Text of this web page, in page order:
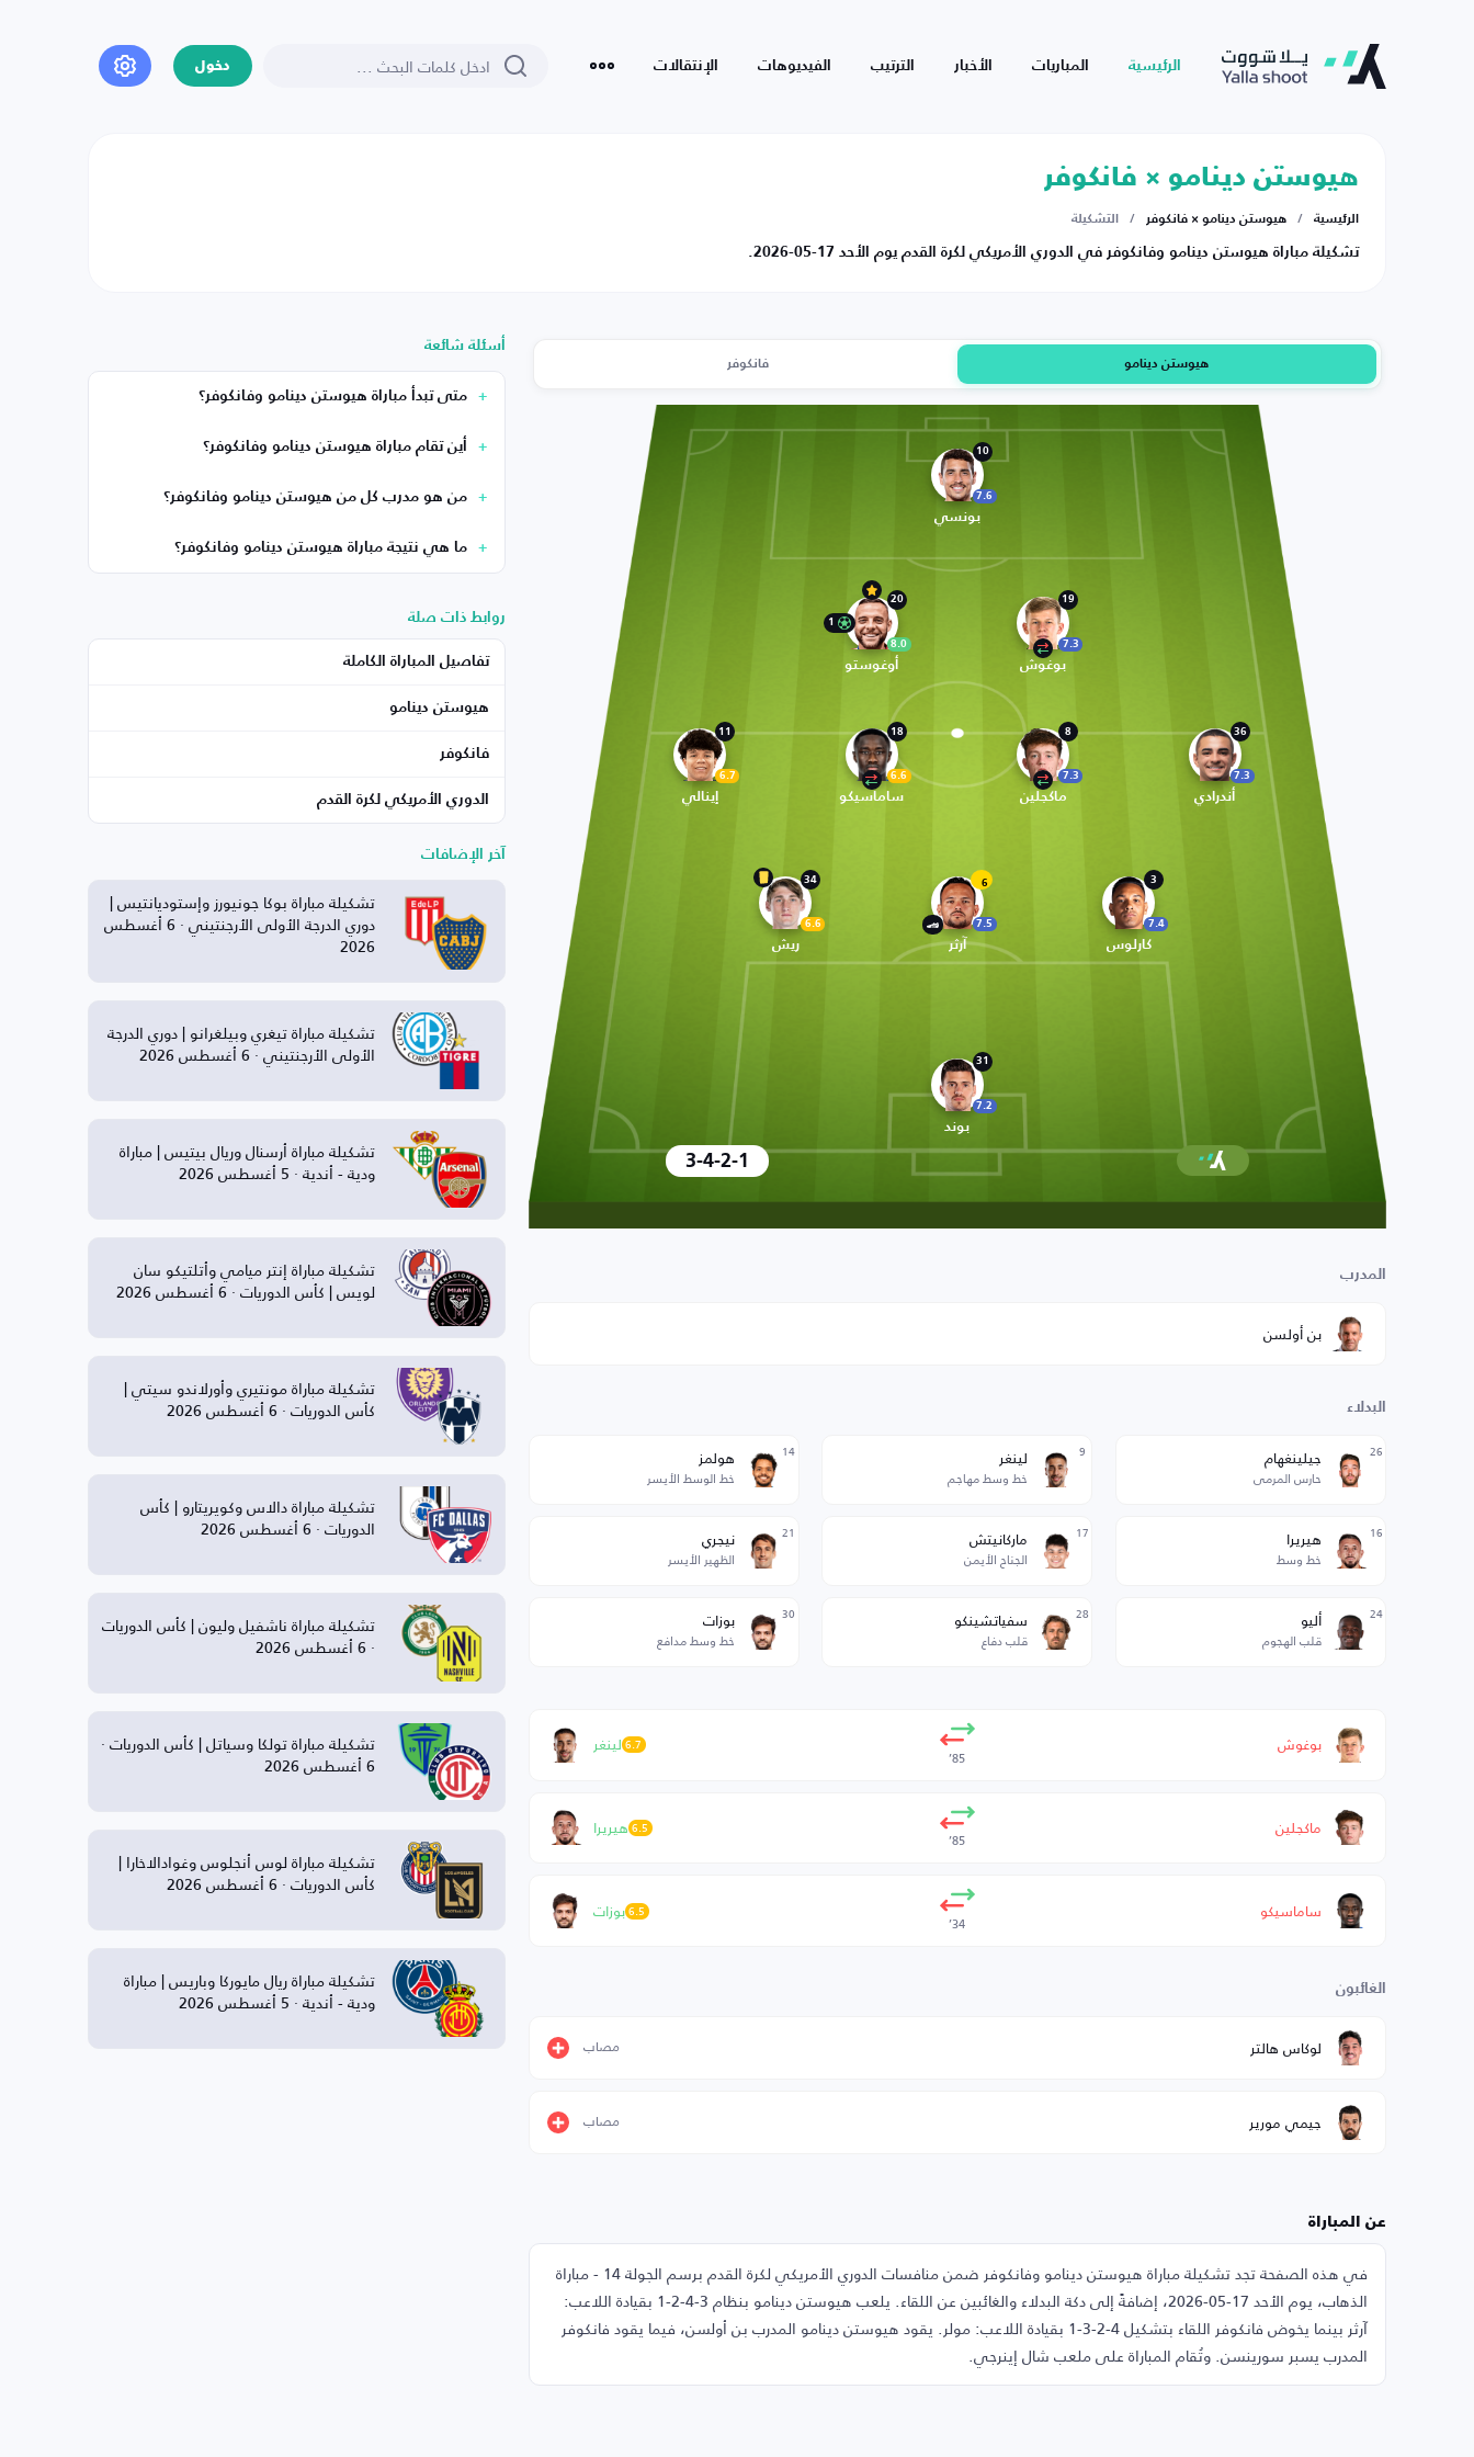
الرئيسية المباريات الأخبار الترتيب الفيديوهات الإنتقالات دخول
هيوستن دينامو × فانكوفر
الرئيسية / هيوستن دينامو × فانكوفر / التشكيلة
تشكيلة مباراة هيوستن دينامو وفانكوفر في الدوري الأمريكي لكرة القدم يوم الأحد 17-05-2026.
هيوستن دينامو فانكوفر
10
7.6
بونسي
20
8.0
1
أوغوستو
19
7.3
بوغوش
11
6.7
إينالي
18
6.6
ساماسيكو
8
7.3
ماكجلين
36
7.3
أندرادي
34
6.6
ريش
6
7.5
آرثر
3
7.4
كارلوس
31
7.2
بوند
3-4-2-1
المدرب
بن أولسن
البدلاء
26 جيلينغهام
حارس المرمى
9 لينغر
خط وسط مهاجم
14 هولمز
خط الوسط الأيسر
16 هيريرا
خط وسط
17 ماركانيتش
الجناح الأيمن
21 نيجري
الظهير الأيسر
24 أليو
قلب الهجوم
28 سفياتشينكو
قلب دفاع
30 بوزات
خط وسط مدافع
بوغوش 85’ لينغر 6.7
ماكجلين 85’ هيريرا 6.5
ساماسيكو 34’ بوزات6.5
الغائبون
لوكاس هالتر مصاب
جيمي مورير مصاب
عن المباراة
في هذه الصفحة تجد تشكيلة مباراة هيوستن دينامو وفانكوفر ضمن منافسات الدوري الأمريكي لكرة القدم برسم الجولة 14 - مباراة
الذهاب، يوم الأحد 17-05-2026، إضافةً إلى دكة البدلاء والغائبين عن اللقاء. يلعب هيوستن دينامو بنظام 3-4-2-1 بقيادة اللاعب:
آرثر بينما يخوض فانكوفر اللقاء بتشكيل 4-2-3-1 بقيادة اللاعب: مولر. يقود هيوستن دينامو المدرب بن أولسن، فيما يقود فانكوفر
المدرب يسبر سورينسن. وتُقام المباراة على ملعب شال إينرجي.
أسئلة شائعة
متى تبدأ مباراة هيوستن دينامو وفانكوفر؟
أين تقام مباراة هيوستن دينامو وفانكوفر؟
من هو مدرب كل من هيوستن دينامو وفانكوفر؟
ما هي نتيجة مباراة هيوستن دينامو وفانكوفر؟
روابط ذات صلة
تفاصيل المباراة الكاملة
هيوستن دينامو
فانكوفر
الدوري الأمريكي لكرة القدم
آخر الإضافات
تشكيلة مباراة بوكا جونيورز وإستوديانتيس |
دوري الدرجة الأولى الأرجنتيني · 6 أغسطس
2026
تشكيلة مباراة تيغري وبيلغرانو | دوري الدرجة
الأولى الأرجنتيني · 6 أغسطس 2026
تشكيلة مباراة أرسنال وريال بيتيس | مباراة
ودية - أندية · 5 أغسطس 2026
تشكيلة مباراة إنتر ميامي وأتلتيكو سان
لويس | كأس الدوريات · 6 أغسطس 2026
تشكيلة مباراة مونتيري وأورلاندو سيتي |
كأس الدوريات · 6 أغسطس 2026
تشكيلة مباراة دالاس وكويريتارو | كأس
الدوريات · 6 أغسطس 2026
تشكيلة مباراة ناشفيل وليون | كأس الدوريات
· 6 أغسطس 2026
تشكيلة مباراة تولكا وسياتل | كأس الدوريات ·
6 أغسطس 2026
تشكيلة مباراة لوس أنجلوس وغوادالاخارا |
كأس الدوريات · 6 أغسطس 2026
تشكيلة مباراة ريال مايوركا وباريس | مباراة
ودية - أندية · 5 أغسطس 2026